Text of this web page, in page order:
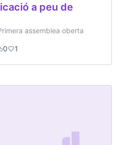
a peu de
assemblea oberta
0 1